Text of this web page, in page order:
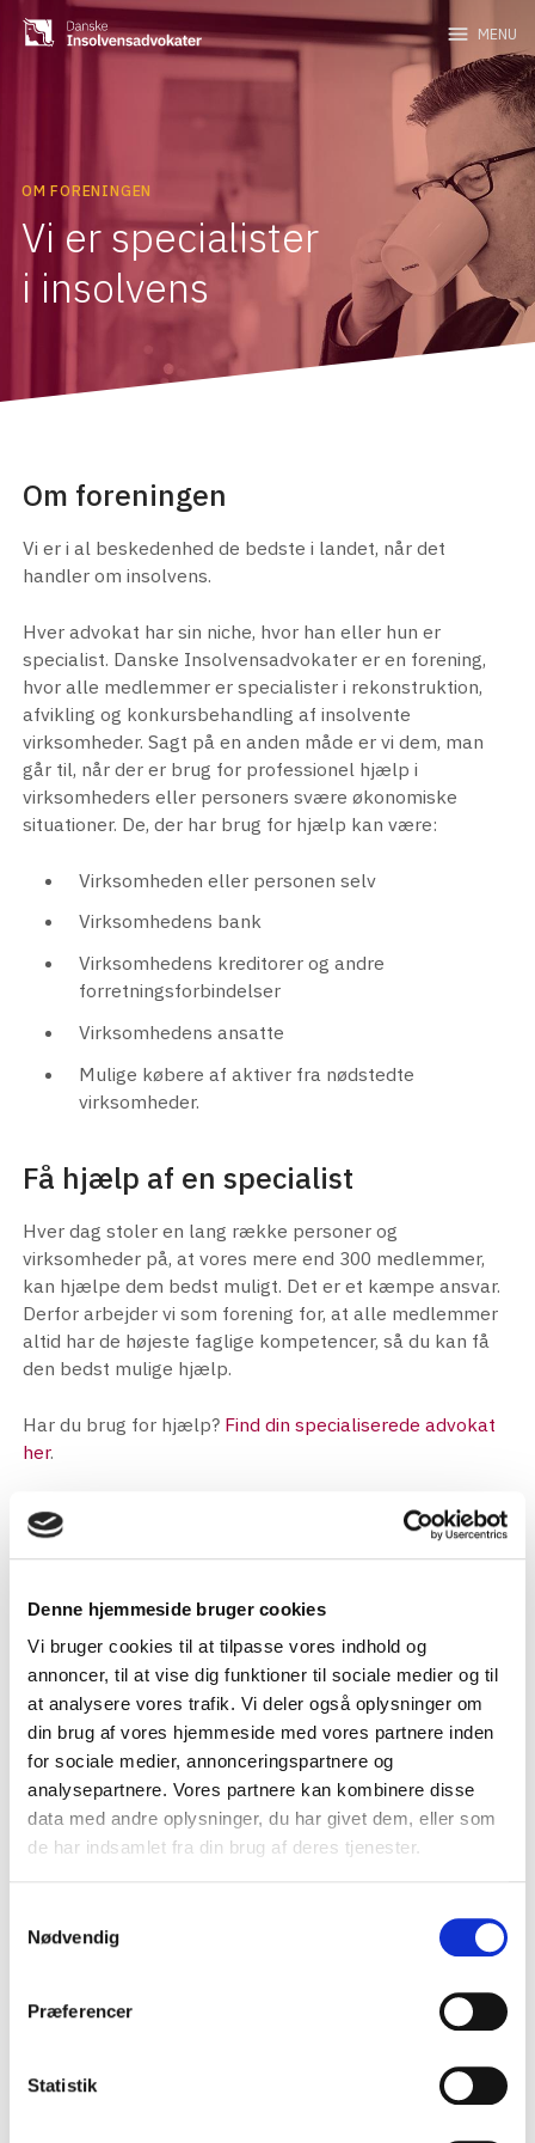
Denne hjemmeside bruger cookies
Vi bruger cookies til at tilpasse vores indhold og
annoncer, til at vise dig funktioner til sociale medier og til
at analysere vores trafik. Vi deler også oplysninger om
din brug af vores hjemmeside med vores partnere inden
for sociale medier, annonceringspartnere og
analysepartnere. Vores partnere kan kombinere disse
data med andre oplysninger, du har givet dem, eller som
de har indsamlet fra din brug af deres tjenester.
Nødvendig
Præferencer
Statistik
menu MENU
OM FORENINGEN
Vi er specialister
i insolvens
Om foreningen
Vi er i al beskedenhed de bedste i landet, når det
handler om insolvens.
Hver advokat har sin niche, hvor han eller hun er
specialist. Danske Insolvensadvokater er en forening,
hvor alle medlemmer er specialister i rekonstruktion,
afvikling og konkursbehandling af insolvente
virksomheder. Sagt på en anden måde er vi dem, man
går til, når der er brug for professionel hjælp i
virksomheders eller personers svære økonomiske
situationer. De, der har brug for hjælp kan være:
Virksomheden eller personen selv
Virksomhedens bank
Virksomhedens kreditorer og andre
forretningsforbindelser
Virksomhedens ansatte
Mulige købere af aktiver fra nødstedte
virksomheder.
Få hjælp af en specialist
Hver dag stoler en lang række personer og
virksomheder på, at vores mere end 300 medlemmer,
kan hjælpe dem bedst muligt. Det er et kæmpe ansvar.
Derfor arbejder vi som forening for, at alle medlemmer
altid har de højeste faglige kompetencer, så du kan få
den bedst mulige hjælp.
Har du brug for hjælp? Find din specialiserede advokat
her.
Vil du være medlem?
advokater med speciale i konkursbehandling,
rekonstruktion og andre insolvensretlige områder.
Vi har altid plads til flere dedikerede advokater, som
ønsker at udvikle sine kompetencer sammen med andre
specialister. Er du vores næste medlem?
Bliv medlem i dag
store ambitioner – både på vores egne og ikke mindst
på vores klienters vegne. Det kræver et professionelt